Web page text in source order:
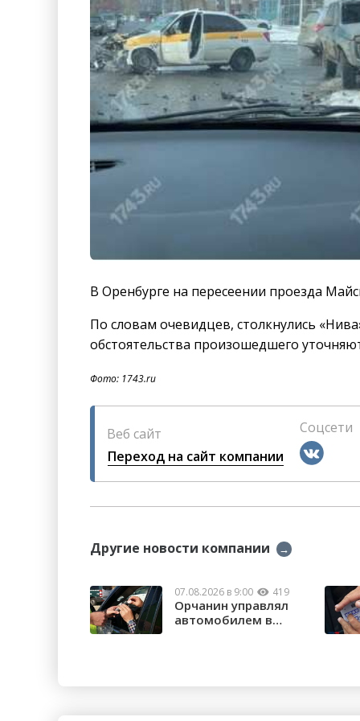
В Оренбурге на пересеении проезда
По словам очевидцев, столкнулись
обстоятельства произошедшего
Фото: 1743.ru
Веб сайт
Переход на сайт компании
Соцсети
Другие новости компании →
07.08.2026 в 9:00 419
Орчанин управлял
автомобилем в